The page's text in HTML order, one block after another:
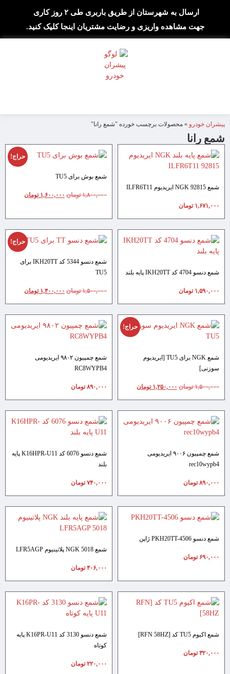
ارسال به شهرستان از طریق باربری طی ۲ روز کاری
جهت مشاهده واریزی و رضایت مشتریان اینجا کلیک کنید.
پیشران خودرو » محصولات برچسب خورده "شمع رانا"
شمع رانا
شمع NGK 92815 ایریدیوم ILFR6T11
۱,۶۷۱,۰۰۰ تومان
حراج!
شمع بوش برای TU5
۱,۸۰۰,۰۰۰ تومان ۱,۶۰۰,۰۰۰ تومان
شمع دنسو 4704 کد IKH20TT پایه بلند
۱,۵۹۰,۰۰۰ تومان
حراج!
شمع دنسو 5344 کد IKH20TT برای
TU5
۱,۵۰۰,۰۰۰ تومان ۱,۴۰۰,۰۰۰ تومان
حراج!
شمع NGK برای TU5 [ایریدیوم
سوزنی]
۱,۵۰۰,۰۰۰ تومان ۱,۲۵۰,۰۰۰ تومان
شمع چمپیون ۹۸۰۲ ایریدیومی
RC8WYPB4
۸۹۰,۰۰۰ تومان
شمع چمپیون ۹۰۰۶ ایریدیومی
rec10wypb4
۸۹۰,۰۰۰ تومان
شمع دنسو 6076 کد K16HPR-U11 پایه
بلند
۷۴۰,۰۰۰ تومان
شمع دنسو PKH20TT-4506 ژاپن
۶۹۰,۰۰۰ تومان
شمع NGK 5018 پلاتینیوم LFR5AGP
۴۰۶,۰۰۰ تومان
شمع اکیوم TU5 کد [RFN 58HZ]
۳۲۰,۰۰۰ تومان
شمع دنسو 3130 کد K16PR-U11 پایه
کوتاه
۲۲۰,۰۰۰ تومان